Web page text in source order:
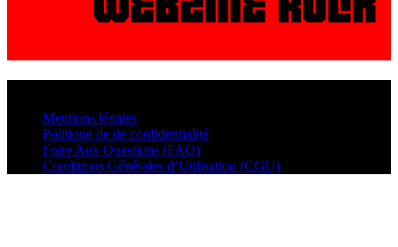
Mentions légales
Politique de de confidentialité
Foire Aux Questions (FAQ)
Conditions Générales d’Utilisation (CGU)